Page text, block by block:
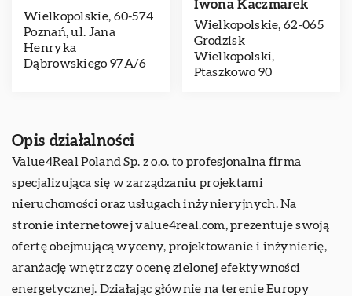
Wielkopolskie, 60-574
Poznań, ul. Jana
Henryka
Dąbrowskiego 97A/6
Iwona Kaczmarek
Wielkopolskie, 62-065
Grodzisk
Wielkopolski,
Ptaszkowo 90
Opis działalności
Value4Real Poland Sp. z o.o. to profesjonalna firma
specjalizująca się w zarządzaniu projektami
nieruchomości oraz usługach inżynieryjnych. Na
stronie internetowej value4real.com, prezentuje swoją
ofertę obejmującą wyceny, projektowanie i inżynierię,
aranżację wnętrz czy ocenę zielonej efektywności
energetycznej. Działając głównie na terenie Europy